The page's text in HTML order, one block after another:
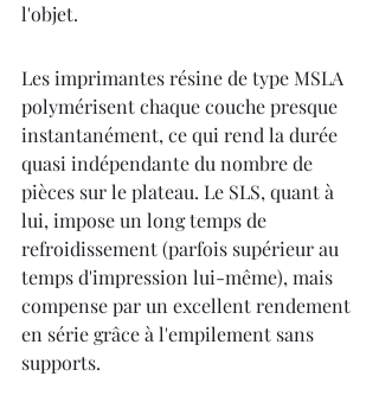
l'objet.
Les imprimantes résine de type MSLA
polymérisent chaque couche presque
instantanément, ce qui rend la durée
quasi indépendante du nombre de
pièces sur le plateau. Le SLS, quant à
lui, impose un long temps de
refroidissement (parfois supérieur au
temps d'impression lui-même), mais
compense par un excellent rendement
en série grâce à l'empilement sans
supports.